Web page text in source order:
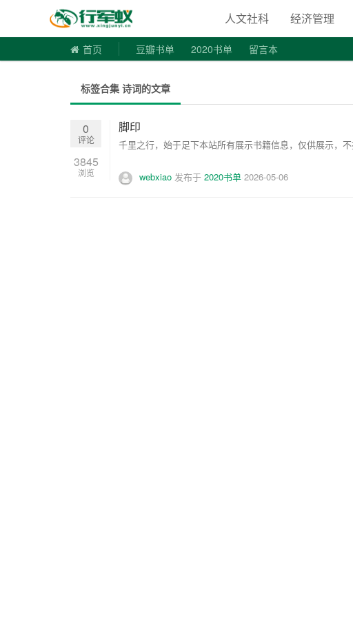
寻书令|走向自
人文社科 经济管理
首页 豆瓣书单 2020书单 留言本
标签合集 诗词的文章
0
评论
3845
浏览
脚印
千里之行，始于足下本站所有展示书籍信息，仅供展示，
webxiao 发布于 2020书单 2026-05-06